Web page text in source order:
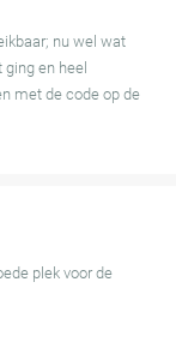
nu wel wat
en heel
met de code op de
plek voor de